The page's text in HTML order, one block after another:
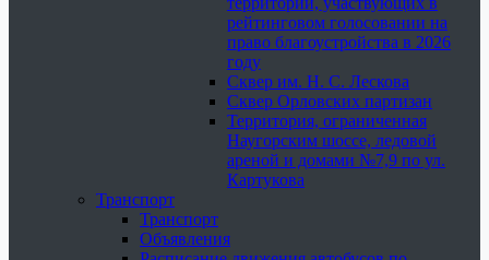
рейтинговом голосовании на
право благоустройства в 2026
году
Сквер им. Н. С. Лескова
Сквер Орловских партизан
Территория, ограниченная
Наугорским шоссе, ледовой
ареной и домами №7,9 по ул.
Картукова
Транспорт
Транспорт
Объявления